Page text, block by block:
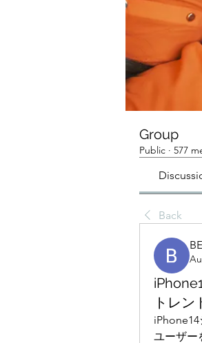
Group
Public · 577
Back
トレン
ユーザー